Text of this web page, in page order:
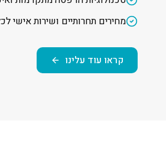
מחירים תחרותיים ושירות אישי
קראו עוד עלינו